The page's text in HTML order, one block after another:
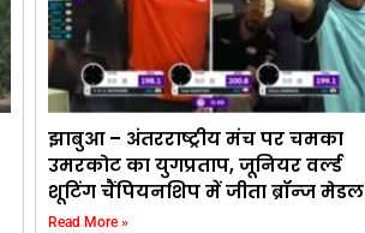
झाबुआ – अंतरराष्ट्रीय मंच पर चमका
उमरकोट का युगप्रताप, जूनियर वर्ल्ड
शूटिंग चैंपियनशिप में जीता ब्रॉन्ज मेडल
Read More »